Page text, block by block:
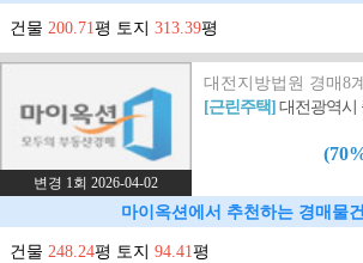
건물 200.71평 토지 313.39평
변경 1회 2026-04-02
대전지방법원 경매8
[근린주택]대전광역시
마이옥션에서 추천하는 경매물
건물 248.24평 토지 94.41평